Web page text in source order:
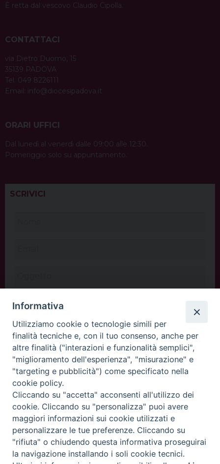
È retta dal vescovo Claudio Cipolla.
CONTATTACI
via Dietro Duomo, 15
35139 PADOVA
Tel. 049 8226111
Email: info@diocesipadova.it
ORARI UFFICI
Dal lunedì al venerdì dalle 09:00 alle 12:30.
Pomeriggio solo su appuntamento.
SCRIVICI
INVIA
Copyright© ChiesadiPadova2022 Privacy Policy
Informativa
Utilizziamo cookie o tecnologie simili per
finalità tecniche e, con il tuo consenso, anche per
altre finalità ("interazioni e funzionalità semplici",
"miglioramento dell'esperienza", "misurazione" e
"targeting e pubblicità") come specificato nella
cookie policy.
Cliccando su "accetta" acconsenti all'utilizzo dei
cookie. Cliccando su "personalizza" puoi avere
maggiori informazioni sui cookie utilizzati e
personalizzare le tue preferenze. Cliccando su
"rifiuta" o chiudendo questa informativa proseguirai
la navigazione installando i soli cookie tecnici.